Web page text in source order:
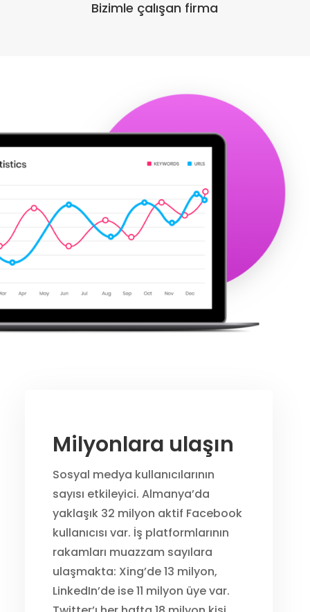
Bizimle çalışan firma
Milyonlara ulaşın
Sosyal medya kullanıcılarının
sayısı etkileyici. Almanya’da
yaklaşık 32 milyon aktif Facebook
kullanıcısı var. İş platformlarının
rakamları muazzam sayılara
ulaşmakta: Xing’de 13 milyon,
LinkedIn’de ise 11 milyon üye var.